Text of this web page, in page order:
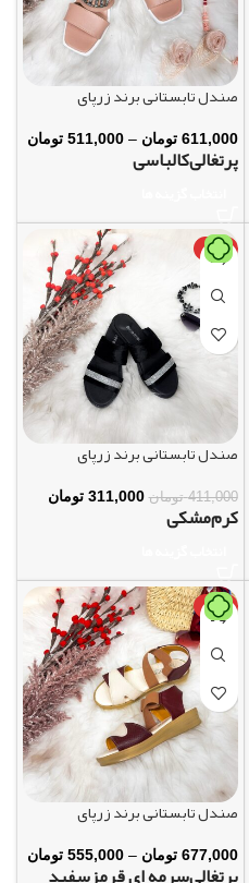
صندل تابستانی برند زرپای
611,000 تومان –
511,000 تومان
پرتغالیکالباسی
-24%
صندل تابستانی برند زرپای
411,000 تومان 311,000 تومان
کرممشکی
-18%
صندل تابستانی برند زرپای
677,000 تومان –
555,000 تومان
پرتغالیسرمه ای قرمزسفید